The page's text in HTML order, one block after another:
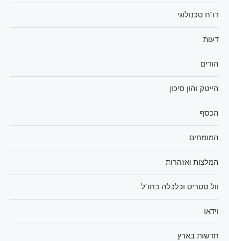
דו"ח טכנולוגי
דעות
הורים
הייטק והון סיכון
הכסף
המומחים
המלצות ואזהרות
וול סטריט וכלכלה בחו"ל
וידאו
חדשות בארץ